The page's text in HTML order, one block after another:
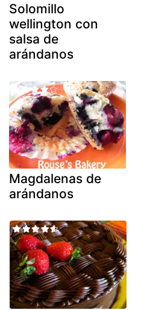
Solomillo
wellington con
salsa de
arándanos
Magdalenas de
arándanos